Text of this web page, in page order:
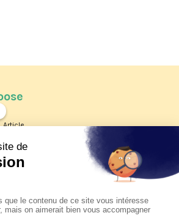
Article
Les reportages d'été 2026 de KTO
La visite pastorale du pape Léon
XIV à Assise à suivre sur KTO le
jeudi 6 août